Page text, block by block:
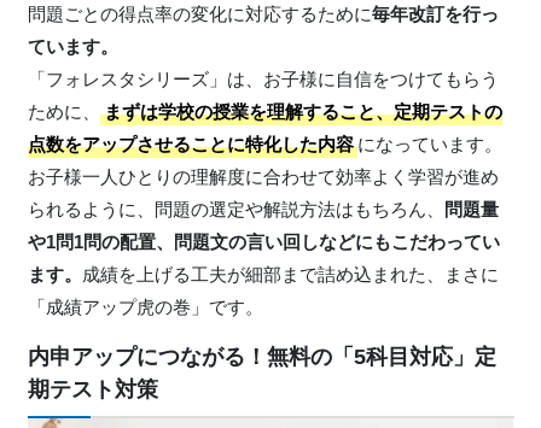
問題ごとの得点率の変化に対応するために毎年改訂を行っ
ています。
「フォレスタシリーズ」は、お子様に自信をつけてもらう
ために、
まずは学校の授業を理解すること、定期テストの
点数をアップさせることに特化した内容になっています。
お子様一人ひとりの理解度に合わせて効率よく学習が進め
られるように、問題の選定や解説方法はもちろん、
問題量
や1問1問の配置、問題文の言い回しなどにもこだわってい
ます。 成績を上げる工夫が細部まで詰め込まれた、まさに
「成績アップ虎の巻」です。
内申アップにつながる！無料の「5科目対応」定
期テスト対策